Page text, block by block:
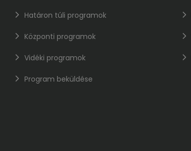
Határon túli programok
Központi programok
Vidéki programok
Program beküldése